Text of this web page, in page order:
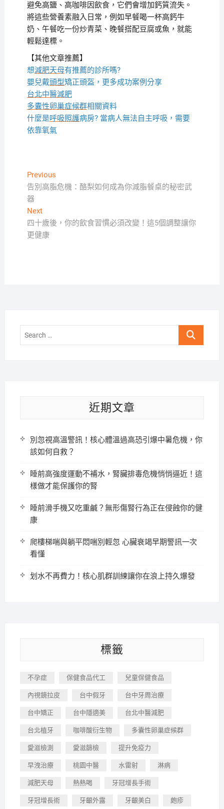
避免高鹽、高咖啡因飲食，它們會增加鈣質流失。
將這些營養素融入日常，例如早餐喝一杯高鈣牛
奶、午餐吃一份炒青菜、晚餐搭配豆腐或魚，就能
輕鬆達標。
【其他文章推薦】
想減肥天母有推薦的診所嗎?
嬰兒戴頭型矯正頭盔，更多成功案例分享
台北中醫減肥
多囊性卵巢症候群相關資料
什麼是呼吸照護病房? 當病人無法自主呼吸，需要
依靠氧氣
文
章
導
覽
PreviousPrevious
post:
告別高脂危機：酪梨如何成為你減脂餐桌的秘密武
器
NextNext
post:
四十歲後，你的飲食習慣必須改變！這5個調整讓你
更健康
Search
近期文章
別忽視高溫警訊！核心體溫過高恐引爆中暑危機，你
該如何自救？
睡前高強度運動不補水，腎臟排毒危機悄悄逼近！這
樣做才能保護你的腎
睡前滑手機又吃重鹹？無形傷腎行為正在侵蝕你的健
康
爬樓梯喘與躺平悶喘別輕忽 心臟衰竭早期警訊一次
看懂
划水不再費力！核心肌群訓練讓你在浪上持久爆發
標籤
不孕症 保健食品代工 兒童保健食品
內視鏡拉皮 台中假牙 台中牙周治療
台中矯正 台中隱適美 台北中醫減肥
台北植牙 咖啡酸衍生物 多囊性卵巢症候群
愛滋檢測 愛滋篩檢 提升免疫力
早洩治療 桃園中醫 水雷射 淋病
減肥天母 熱熱喝 牙冠增長手術
牙冠增長術 牙齦外露 牙齦美白 皰疹